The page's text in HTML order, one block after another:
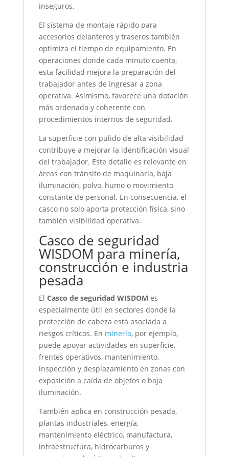
inseguros.
El sistema de montaje rápido para
accesorios delanteros y traseros también
optimiza el tiempo de equipamiento. En
operaciones donde cada minuto cuenta,
esta facilidad mejora la preparación del
trabajador antes de ingresar a zona
operativa. Asimismo, favorece una dotación
más ordenada y coherente con
procedimientos internos de seguridad.
La superficie con pulido de alta visibilidad
contribuye a mejorar la identificación visual
del trabajador. Este detalle es relevante en
áreas con tránsito de maquinaria, baja
iluminación, polvo, humo o movimiento
constante de personal. En consecuencia, el
casco no solo aporta protección física, sino
también visibilidad operativa.
Casco de seguridad
WISDOM para minería,
construcción e industria
pesada
El Casco de seguridad WISDOM es
especialmente útil en sectores donde la
protección de cabeza está asociada a
riesgos críticos. En minería, por ejemplo,
puede apoyar actividades en superficie,
frentes operativos, mantenimiento,
inspección y desplazamiento en zonas con
exposición a caída de objetos o baja
iluminación.
También aplica en construcción pesada,
plantas industriales, energía,
mantenimiento eléctrico, manufactura,
infraestructura, hidrocarburos y